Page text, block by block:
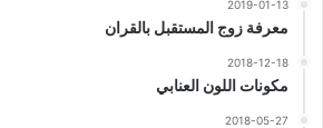
2019-01-13
معرفة زوج المستقبل بالقران
2018-12-18
مكونات اللون العنابي
2018-05-27